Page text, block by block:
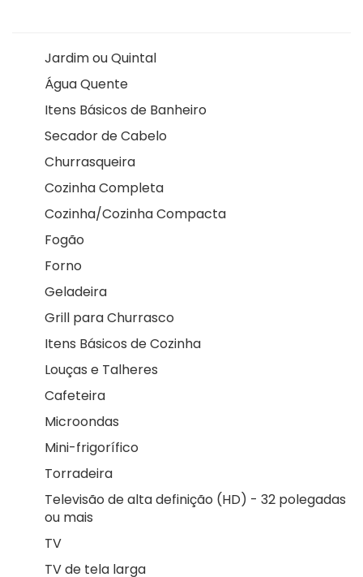
Jardim ou Quintal
Água Quente
Itens Básicos de Banheiro
Secador de Cabelo
Churrasqueira
Cozinha Completa
Cozinha/Cozinha Compacta
Fogão
Forno
Geladeira
Grill para Churrasco
Itens Básicos de Cozinha
Louças e Talheres
Cafeteira
Microondas
Mini-frigorífico
Torradeira
Televisão de alta definição (HD) - 32 polegadas
ou mais
TV
TV de tela larga